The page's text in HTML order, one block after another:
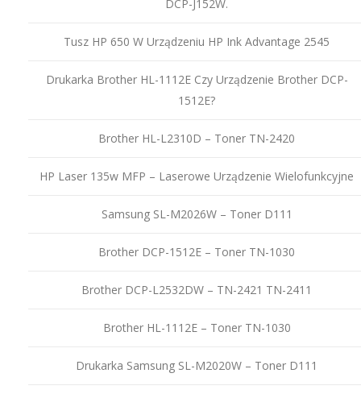
DCP-J152W.
Tusz HP 650 W Urządzeniu HP Ink Advantage 2545
Drukarka Brother HL-1112E Czy Urządzenie Brother DCP-
1512E?
Brother HL-L2310D – Toner TN-2420
HP Laser 135w MFP – Laserowe Urządzenie Wielofunkcyjne
Samsung SL-M2026W – Toner D111
Brother DCP-1512E – Toner TN-1030
Brother DCP-L2532DW – TN-2421 TN-2411
Brother HL-1112E – Toner TN-1030
Drukarka Samsung SL-M2020W – Toner D111